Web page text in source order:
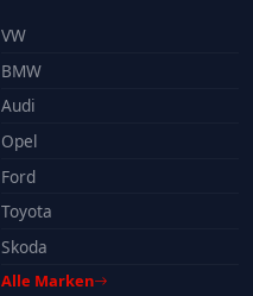
VW
BMW
Audi
Opel
Ford
Toyota
Skoda
Alle Marken